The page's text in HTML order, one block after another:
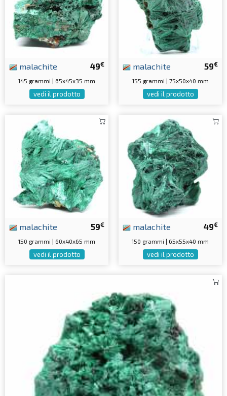
49€
malachite
145 grammi | 65x45x35 mm
vedi il prodotto
59€
malachite
155 grammi | 75x50x40 mm
vedi il prodotto
59€
malachite
150 grammi | 60x40x65 mm
vedi il prodotto
49€
malachite
150 grammi | 65x55x40 mm
vedi il prodotto